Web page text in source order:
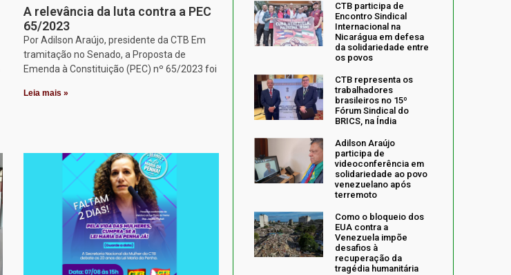
A relevância da luta contra a PEC
65/2023
Por Adilson Araújo, presidente da CTB Em
tramitação no Senado, a Proposta de
Emenda à Constituição (PEC) nº 65/2023 foi
Leia mais »
CTB participa de
Encontro Sindical
Internacional na
Nicarágua em defesa
da solidariedade entre
os povos
CTB representa os
trabalhadores
brasileiros no 15º
Fórum Sindical do
BRICS, na Índia
Adilson Araújo
participa de
videoconferência em
solidariedade ao povo
venezuelano após
terremoto
Como o bloqueio dos
EUA contra a
Venezuela impõe
desafios à
recuperação da
tragédia humanitária